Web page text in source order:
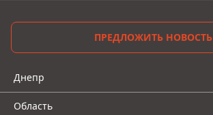
ПРЕДЛОЖИТЬ НОВОСТЬ
Днепр
Область